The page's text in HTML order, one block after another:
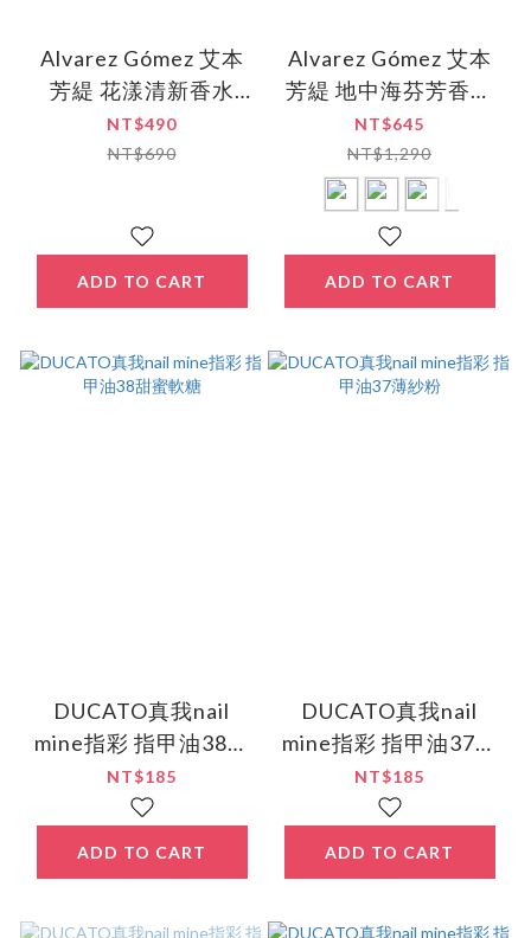
Alvarez Gómez 艾本
芳緹 花漾清新香水
30ml〈共5款〉
NT$490
NT$690
ADD TO CART
Alvarez Gómez 艾本
芳緹 地中海芬芳香水
150ml〈共6款〉
NT$645
NT$1,290
ADD TO CART
DUCATO真我nail
mine指彩 指甲油38甜
蜜軟糖
NT$185
ADD TO CART
DUCATO真我nail
mine指彩 指甲油37薄
紗粉
NT$185
ADD TO CART